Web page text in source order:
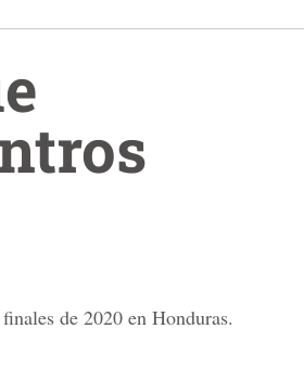
de 2020 en Honduras.